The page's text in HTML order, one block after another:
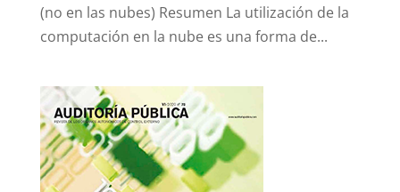
(no en las nubes) Resumen La utilización de la
computación en la nube es una forma de...